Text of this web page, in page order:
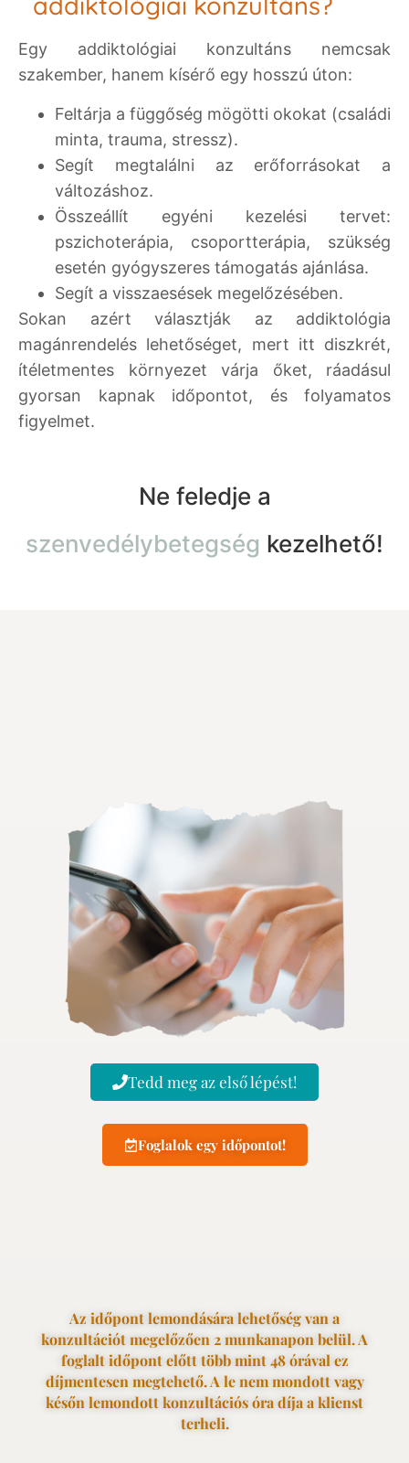
Egy addiktológiai konzultáns nemcsak
szakember, hanem kísérő egy hosszú úton:
Feltárja a függőség mögötti okokat (családi
minta, trauma, stressz).
Segít megtalálni az erőforrásokat a
változáshoz.
Összeállít egyéni kezelési tervet:
pszichoterápia, csoportterápia, szükség
esetén gyógyszeres támogatás ajánlása.
Segít a visszaesések megelőzésében.
Sokan azért választják az addiktológia
magánrendelés lehetőséget, mert itt diszkrét,
ítéletmentes környezet várja őket, ráadásul
gyorsan kapnak időpontot, és folyamatos
figyelmet.
Ne feledje a
szenvedélybetegség kezelhető!
Tedd meg az első lépést!
Foglalok egy időpontot!
Az időpont lemondására lehetőség van a
konzultációt megelőzően 2 munkanapon belül. A
foglalt időpont előtt több mint 48 órával ez
díjmentesen megtehető. A le nem mondott vagy
későn lemondott konzultációs óra díja a klienst
terheli.